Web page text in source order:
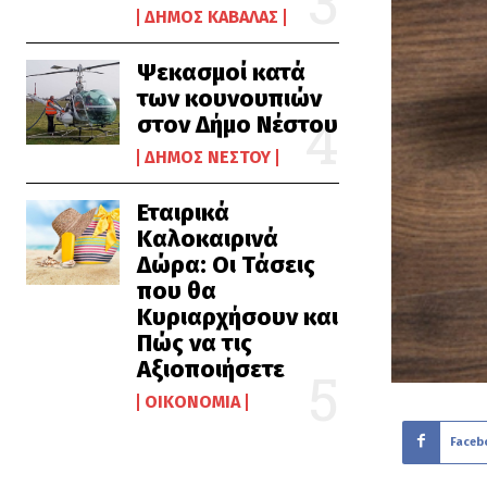
ΔΉΜΟΣ ΚΑΒΆΛΑΣ
Ψεκασμοί κατά
των κουνουπιών
στον Δήμο Νέστου
ΔΉΜΟΣ ΝΈΣΤΟΥ
Εταιρικά
Καλοκαιρινά
Δώρα: Οι Τάσεις
που θα
Κυριαρχήσουν και
Πώς να τις
Αξιοποιήσετε
ΟΙΚΟΝΟΜΊΑ